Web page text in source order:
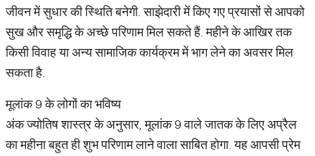
जीवन में सुधार की स्थिति बनेगी. साझेदारी में किए गए प्रयासों से आपको
सुख और समृद्धि के अच्छे परिणाम मिल सकते हैं. महीने के आखिर तक
किसी विवाह या अन्य सामाजिक कार्यक्रम में भाग लेने का अवसर मिल
सकता है.
मूलांक 9 के लोगों का भविष्य
अंक ज्योतिष शास्त्र के अनुसार, मूलांक 9 वाले जातक के लिए अप्रैल
का महीना बहुत ही शुभ परिणाम लाने वाला साबित होगा. यह आपसी प्रेम